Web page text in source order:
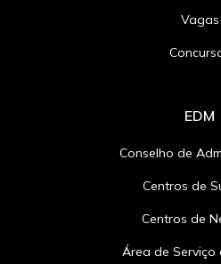
Vagas
EDM
Conselho de
Centros de
Centros de
Área de Serviço